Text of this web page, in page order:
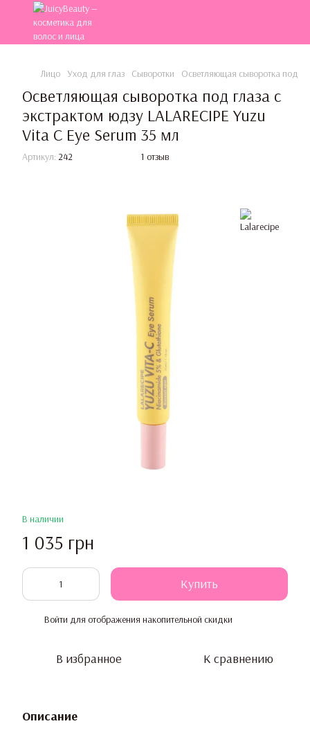
Лицо Уход для глаз Сыворотки Осветляющая сыворотка под
Осветляющая сыворотка под глаза с
экстрактом юдзу LALARECIPE Yuzu
Vita C Eye Serum 35 мл
Артикул: 242 1 отзыв
В наличии
1 035 грн
Купить
Войти для отображения накопительной скидки
В избранное К сравнению
Описание